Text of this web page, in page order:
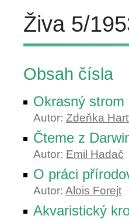
Živa 5/
Obsah čísla
Okrasný strom
Autor: Zdeňka
Čteme z
Autor: Emil Hadač
O práci
Autor: Alois Forejt
Akvaristický